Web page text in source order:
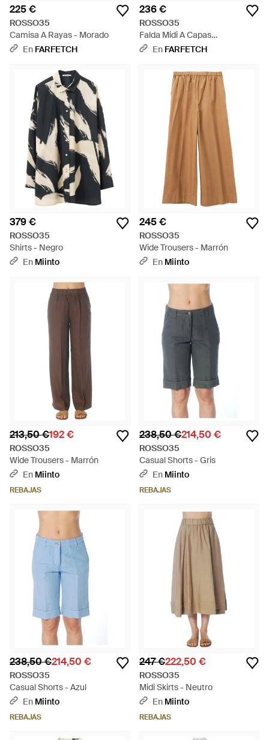
225 €
ROSSO35
Camisa A Rayas - Morado
En FARFETCH
236 €
ROSSO35
Falda Midi A Capas
Escalonadas - Azul
En FARFETCH
379 €
ROSSO35
Shirts - Negro
En Miinto
245 €
ROSSO35
Wide Trousers - Marrón
En Miinto
213,50 €192 €
ROSSO35
Wide Trousers - Marrón
En Miinto
REBAJAS
238,50 €214,50 €
ROSSO35
Casual Shorts - Gris
En Miinto
REBAJAS
238,50 €214,50 €
ROSSO35
Casual Shorts - Azul
En Miinto
REBAJAS
247 €222,50 €
ROSSO35
Midi Skirts - Neutro
En Miinto
REBAJAS